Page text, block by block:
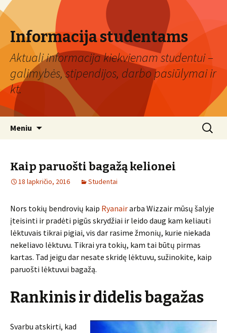
Informacija studentams
Aktuali informacija kiekvienam studentui –
galimybės, stipendijos, darbo pasiūlymai ir
kt.
Meniu Ieškoti:
Kaip paruošti bagažą kelionei
18 lapkričio, 2016 Studentai
Nors tokių bendrovių kaip Ryanairarba Wizzair mūsų šalyje
įteisinti ir pradėti pigūs skrydžiai ir leido daug kam keliauti
lėktuvais tikrai pigiai, vis dar rasime žmonių, kurie niekada
nekeliavo lėktuvu. Tikrai yra tokių, kam tai būtų pirmas
kartas. Tad jeigu dar nesate skridę lėktuvu, sužinokite, kaip
paruošti lėktuvui bagažą.
Rankinis ir didelis bagažas
Svarbu atskirti, kad